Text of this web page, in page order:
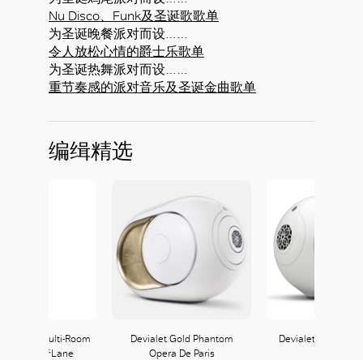
Nu Disco、Funk及圣诞歌歌单
为圣诞晚餐派对而设……
令人放松心情的爵士乐歌单
为圣诞热舞派对而设……
重节奏感的派对音乐及圣诞金曲歌单
编缉精选
Woburn Multi-Room
Speaker于Lane
Devialet Gold Phantom
Opera De Paris
Devialet Phantom